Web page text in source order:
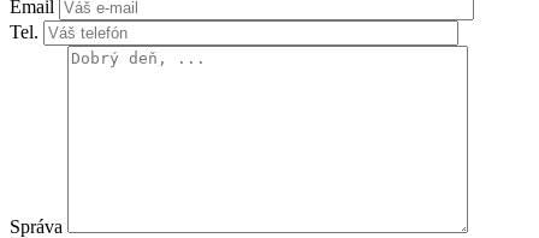
Email
Tel.
Správa